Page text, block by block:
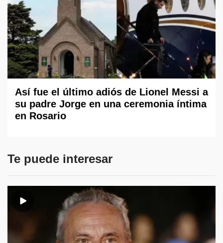
Así fue el último adiós de Lionel Messi a
su padre Jorge en una ceremonia íntima
en Rosario
Te puede interesar